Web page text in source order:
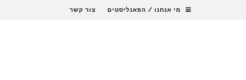
מי אנחנו / הפאנליסטים צור קשר